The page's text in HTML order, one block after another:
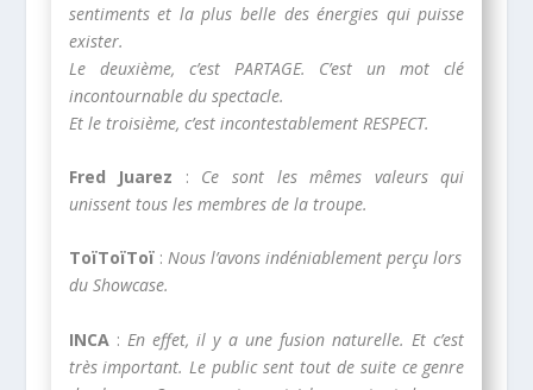
sentiments et la plus belle des énergies qui puisse
exister.
Le deuxième, c’est PARTAGE. C’est un mot clé
incontournable du spectacle.
Et le troisième, c’est incontestablement RESPECT.
Fred Juarez : Ce sont les mêmes valeurs qui
unissent tous les membres de la troupe.
ToïToïToï: Nous l’avons indéniablement perçu lors
du Showcase.
INCA: En effet, il y a une fusion naturelle. Et c’est
très important. Le public sent tout de suite ce genre